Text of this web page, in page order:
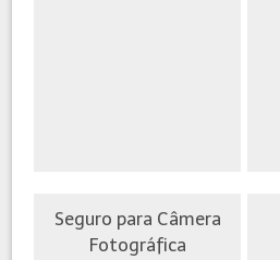
Seguro para Câmera
Fotográfica